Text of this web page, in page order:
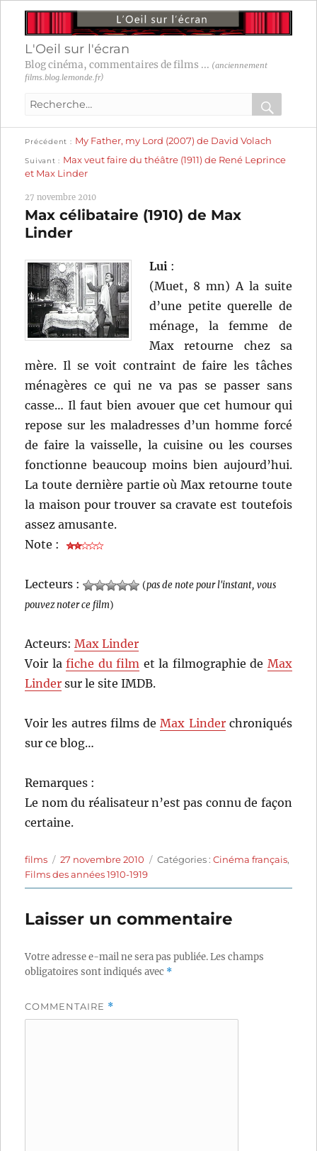
L'Oeil sur l'écran
Blog cinéma, commentaires de films ... (anciennement
films.blog.lemonde.fr)
Recherche
:
OK
Navigation
de
l’article
Précédent
précédente :
My Father, my Lord (2007) de David Volach
Suivant
suivante :
Max veut faire du théâtre (1911) de René Leprince
et Max Linder
27 novembre 2010
Max célibataire (1910) de Max
Linder
Lui :
(Muet, 8 mn) A la suite
d’une petite querelle de
ménage, la femme de
Max retourne chez sa
mère. Il se voit contraint de faire les tâches
ménagères ce qui ne va pas se passer sans
casse… Il faut bien avouer que cet humour qui
repose sur les maladresses d’un homme forcé
de faire la vaisselle, la cuisine ou les courses
fonctionne beaucoup moins bien aujourd’hui.
La toute dernière partie où Max retourne toute
la maison pour trouver sa cravate est toutefois
assez amusante.
Note :
Lecteurs : (pas de note pour l'instant, vous
pouvez noter ce film)
Acteurs:Max Linder
Voir lafiche du film et la filmographie de Max
Linder sur le site IMDB.
Voir les autres films deMax Linderchroniqués
sur ce blog…
Remarques :
Le nom du réalisateur n’est pas connu de façon
certaine.
Auteur
films
Publié
le
27 novembre 2010 Catégories
Catégories :Cinéma français,
Films des années 1910-1919
Laisser un commentaire
Votre adresse e-mail ne sera pas publiée.Les champs
obligatoires sont indiqués avec *
COMMENTAIRE *